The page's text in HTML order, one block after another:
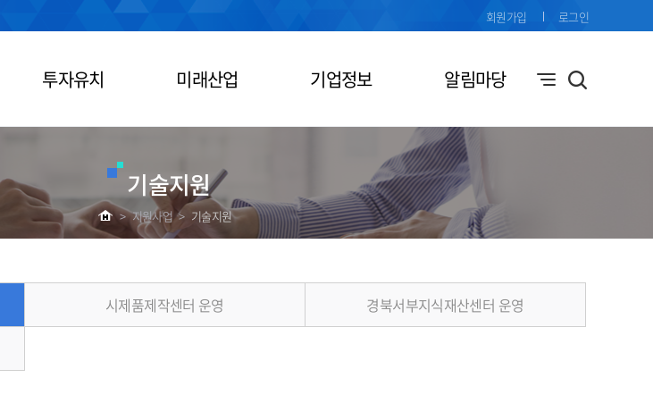
투자유치 미래산업 기업정보 알림마당
회원가입 로그인
기술지원
> 지원사업 > 기술지원
시제품제작센터 운영 경북서부지식재산센터 운영